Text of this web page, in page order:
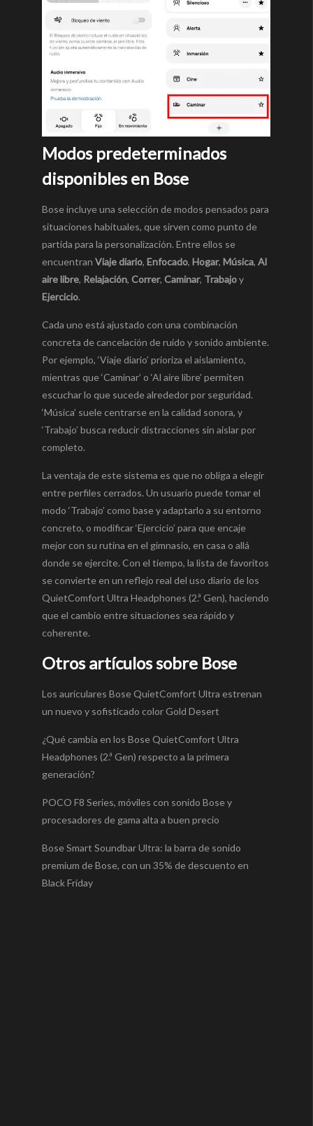
Modos predeterminados
disponibles en Bose
Bose incluye una selección de modos pensados para
situaciones habituales, que sirven como punto de
partida para la personalización. Entre ellos se
encuentran Viaje diario, Enfocado, Hogar, Música, Al
aire libre, Relajación, Correr, Caminar, Trabajoy
Ejercicio.
Cada uno está ajustado con una combinación
concreta de cancelación de ruido y sonido ambiente.
Por ejemplo, ‘Viaje diario’ prioriza el aislamiento,
mientras que ‘Caminar’ o ‘Al aire libre’ permiten
escuchar lo que sucede alrededor por seguridad.
‘Música’ suele centrarse en la calidad sonora, y
‘Trabajo’ busca reducir distracciones sin aislar por
completo.
La ventaja de este sistema es que no obliga a elegir
entre perfiles cerrados. Un usuario puede tomar el
modo ‘Trabajo’ como base y adaptarlo a su entorno
concreto, o modificar ‘Ejercicio’ para que encaje
mejor con su rutina en el gimnasio, en casa o allá
donde se ejercite. Con el tiempo, la lista de favoritos
se convierte en un reflejo real del uso diario de los
QuietComfort Ultra Headphones (2.ª Gen), haciendo
que el cambio entre situaciones sea rápido y
coherente.
Otros artículos sobre Bose
Los auriculares Bose QuietComfort Ultra estrenan
un nuevo y sofisticado color Gold Desert
¿Qué cambia en los Bose QuietComfort Ultra
Headphones (2.ª Gen) respecto a la primera
generación?
POCO F8 Series, móviles con sonido Bose y
procesadores de gama alta a buen precio
Bose Smart Soundbar Ultra: la barra de sonido
premium de Bose, con un 35% de descuento en
Black Friday